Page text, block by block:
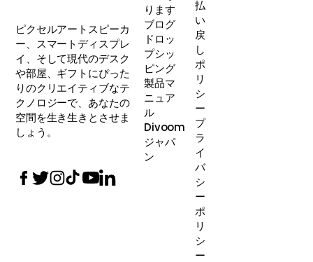
ピクセルアートスピーカ
ー、スマートディスプレ
イ、そして現代のデスク
や部屋、ギフトにぴった
りのクリエイティブなテ
クノロジーで、あなたの
空間を生き生きとさせま
しょう。
ります
ブログ
ドロッ
プシッ
ピング
製品マ
ニュア
ル
Divoom
ジャパ
ン
払
い
戻
し
ポ
リ
シ
ー
プ
ラ
イ
バ
シ
ー
ポ
リ
シ
ー